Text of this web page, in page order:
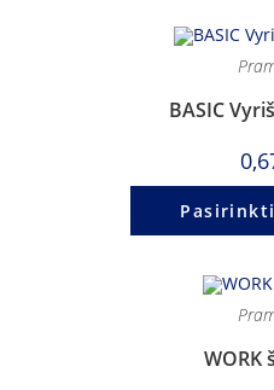
BASIC
WORK